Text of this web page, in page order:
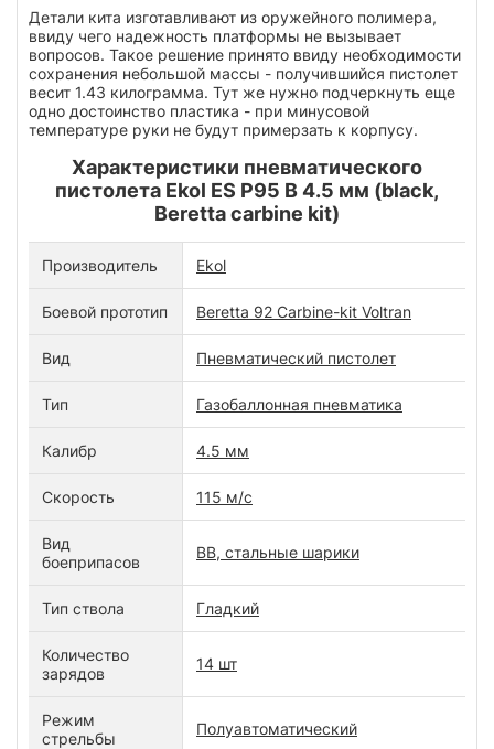
Детали кита изготавливают из оружейного полимера,
ввиду чего надежность платформы не вызывает
вопросов. Такое решение принято ввиду необходимости
сохранения небольшой массы - получившийся пистолет
весит 1.43 килограмма. Тут же нужно подчеркнуть еще
одно достоинство пластика - при минусовой
температуре руки не будут примерзать к корпусу.
Характеристики пневматического
пистолета Ekol ES P95 B 4.5 мм (black,
Beretta carbine kit)
Производитель Ekol
Боевой прототип Beretta 92 Carbine-kit Voltran
Вид Пневматический пистолет
Тип Газобаллонная пневматика
Калибр 4.5 мм
Скорость 115 м/с
Вид
боеприпасов
BB, стальные шарики
Тип ствола Гладкий
Количество
зарядов
14 шт
Режим
стрельбы
Полуавтоматический